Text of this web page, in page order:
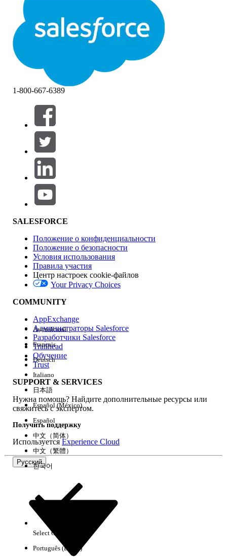
Закрыть
Фильтры (0)
ВЫБРАТЬ ФИЛЬТРЫ
Область продуктов
Влияние на функции
Версия
Возможности
Очистить все Готово
Результаты отсутствуют
1-800-667-6389
SALESFORCE
Положение о конфиденциальности
Положение о безопасности
Условия использования
Правила участия
Центр настроек cookie-файлов
Your Privacy Choices
COMMUNITY
AppExchange
Администраторы Salesforce
Разработчики Salesforce
Trailhead
Обучение
Trust
SUPPORT & SERVICES
Нужна помощь? Найдите дополнительные ресурсы или
свяжитесь с экспертом.
Получить поддержку
ИспользуетсяExperience Cloud
Русский
Английский
Français
Deutsch
Italiano
日本語
Español (México)
Español
中文（简体）
中文（繁體）
한국어
Select Org
Português (Brasil)